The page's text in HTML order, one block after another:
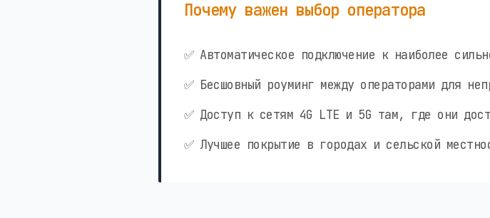
Почему важен выбор оператора
✅ Автоматическое подключение к наиболее
✅ Бесшовный роуминг между операторами для
✅ Доступ к сетям 4G LTE и 5G там, где они
✅ Лучшее покрытие в городах и сельской